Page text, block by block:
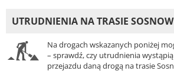
UTRUDNIENIA NA TRASIE
Na drogach wskazanych poniżej
– sprawdź, czy utrudnienia
przejazdu daną drogą na trasie